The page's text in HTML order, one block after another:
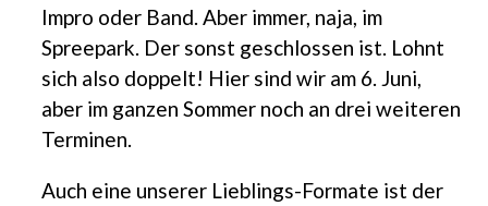
Impro oder Band. Aber immer, naja, im
Spreepark. Der sonst geschlossen ist. Lohnt
sich also doppelt! Hier sind wir am 6. Juni,
aber im ganzen Sommer noch an drei weiteren
Terminen.
Auch eine unserer Lieblings-Formate ist der